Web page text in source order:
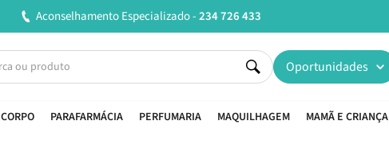
Entregas em 24H úteis.Oferta de portes a partir de €45*
Oportunidades
CORPO PARAFARMÁCIA PERFUMARIA MAQUILHAGEM MAMÃ E CRIANÇA